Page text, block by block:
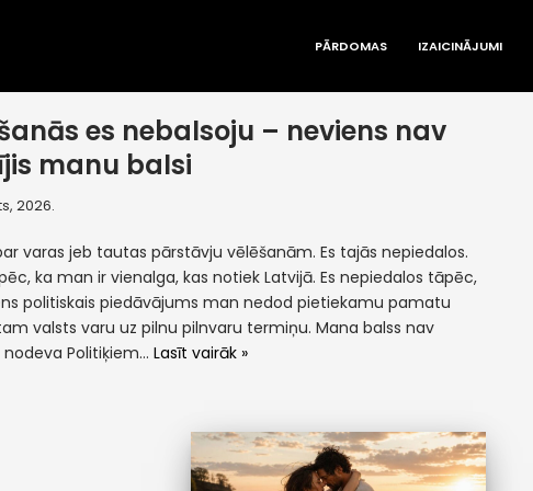
PĀRDOMAS IZAICINĀJUMI
es nebalsoju – neviens nav
manu balsi
2026.
varas jeb tautas pārstāvju vēlēšanām. Es tajās nepiedalos.
ka man ir vienalga, kas notiek Latvijā. Es nepiedalos tāpēc,
politiskais piedāvājums man nedod pietiekamu pamatu
valsts varu uz pilnu pilnvaru termiņu. Mana balss nav
Politiķiem…Lasīt vairāk »